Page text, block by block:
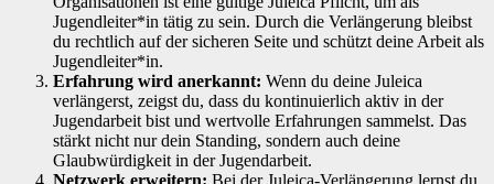
Jugendleiter*in tätig zu sein. Durch die Verlängerung bleibst
du rechtlich auf der sicheren Seite und schützt deine Arbeit als
Jugendleiter*in.
Erfahrung wird anerkannt: Wenn du deine Juleica
verlängerst, zeigst du, dass du kontinuierlich aktiv in der
Jugendarbeit bist und wertvolle Erfahrungen sammelst. Das
stärkt nicht nur dein Standing, sondern auch deine
Glaubwürdigkeit in der Jugendarbeit.
Netzwerk erweitern: Bei der Juleica-Verlängerung lernst du